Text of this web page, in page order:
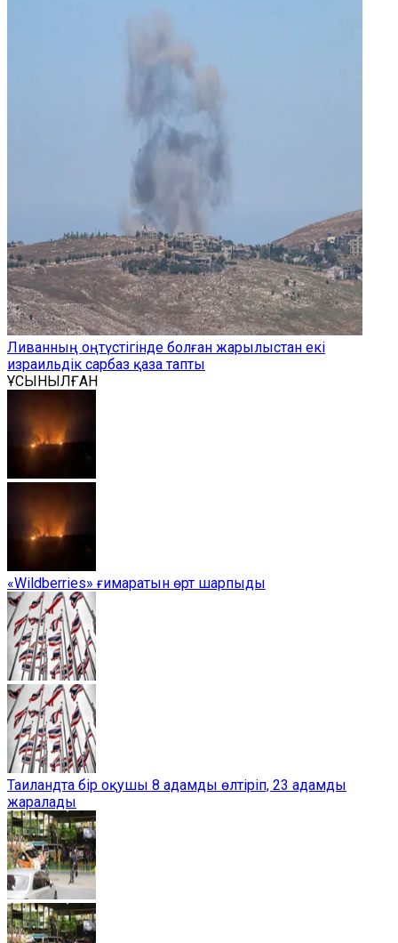
Ливанның оңтүстігінде болған жарылыстан екі
израильдік сарбаз қаза тапты
ҰСЫНЫЛҒАН
«Wildberries» ғимаратын өрт шарпыды
Таиландта бір оқушы 8 адамды өлтіріп, 23 адамды
жаралады